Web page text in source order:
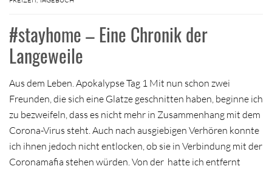
#stayhome – Eine Chronik der
Langeweile
Aus dem Leben. Apokalypse Tag 1 Mit nun schon zwei
Freunden, die sich eine Glatze geschnitten haben, beginne ich
zu bezweifeln, dass es nicht mehr in Zusammenhang mit dem
Corona-Virus steht. Auch nach ausgiebigen Verhören konnte
ich ihnen jedoch nicht entlocken, ob sie in Verbindung mit der
Coronamafia stehen würden. Von der hatte ich entfernt